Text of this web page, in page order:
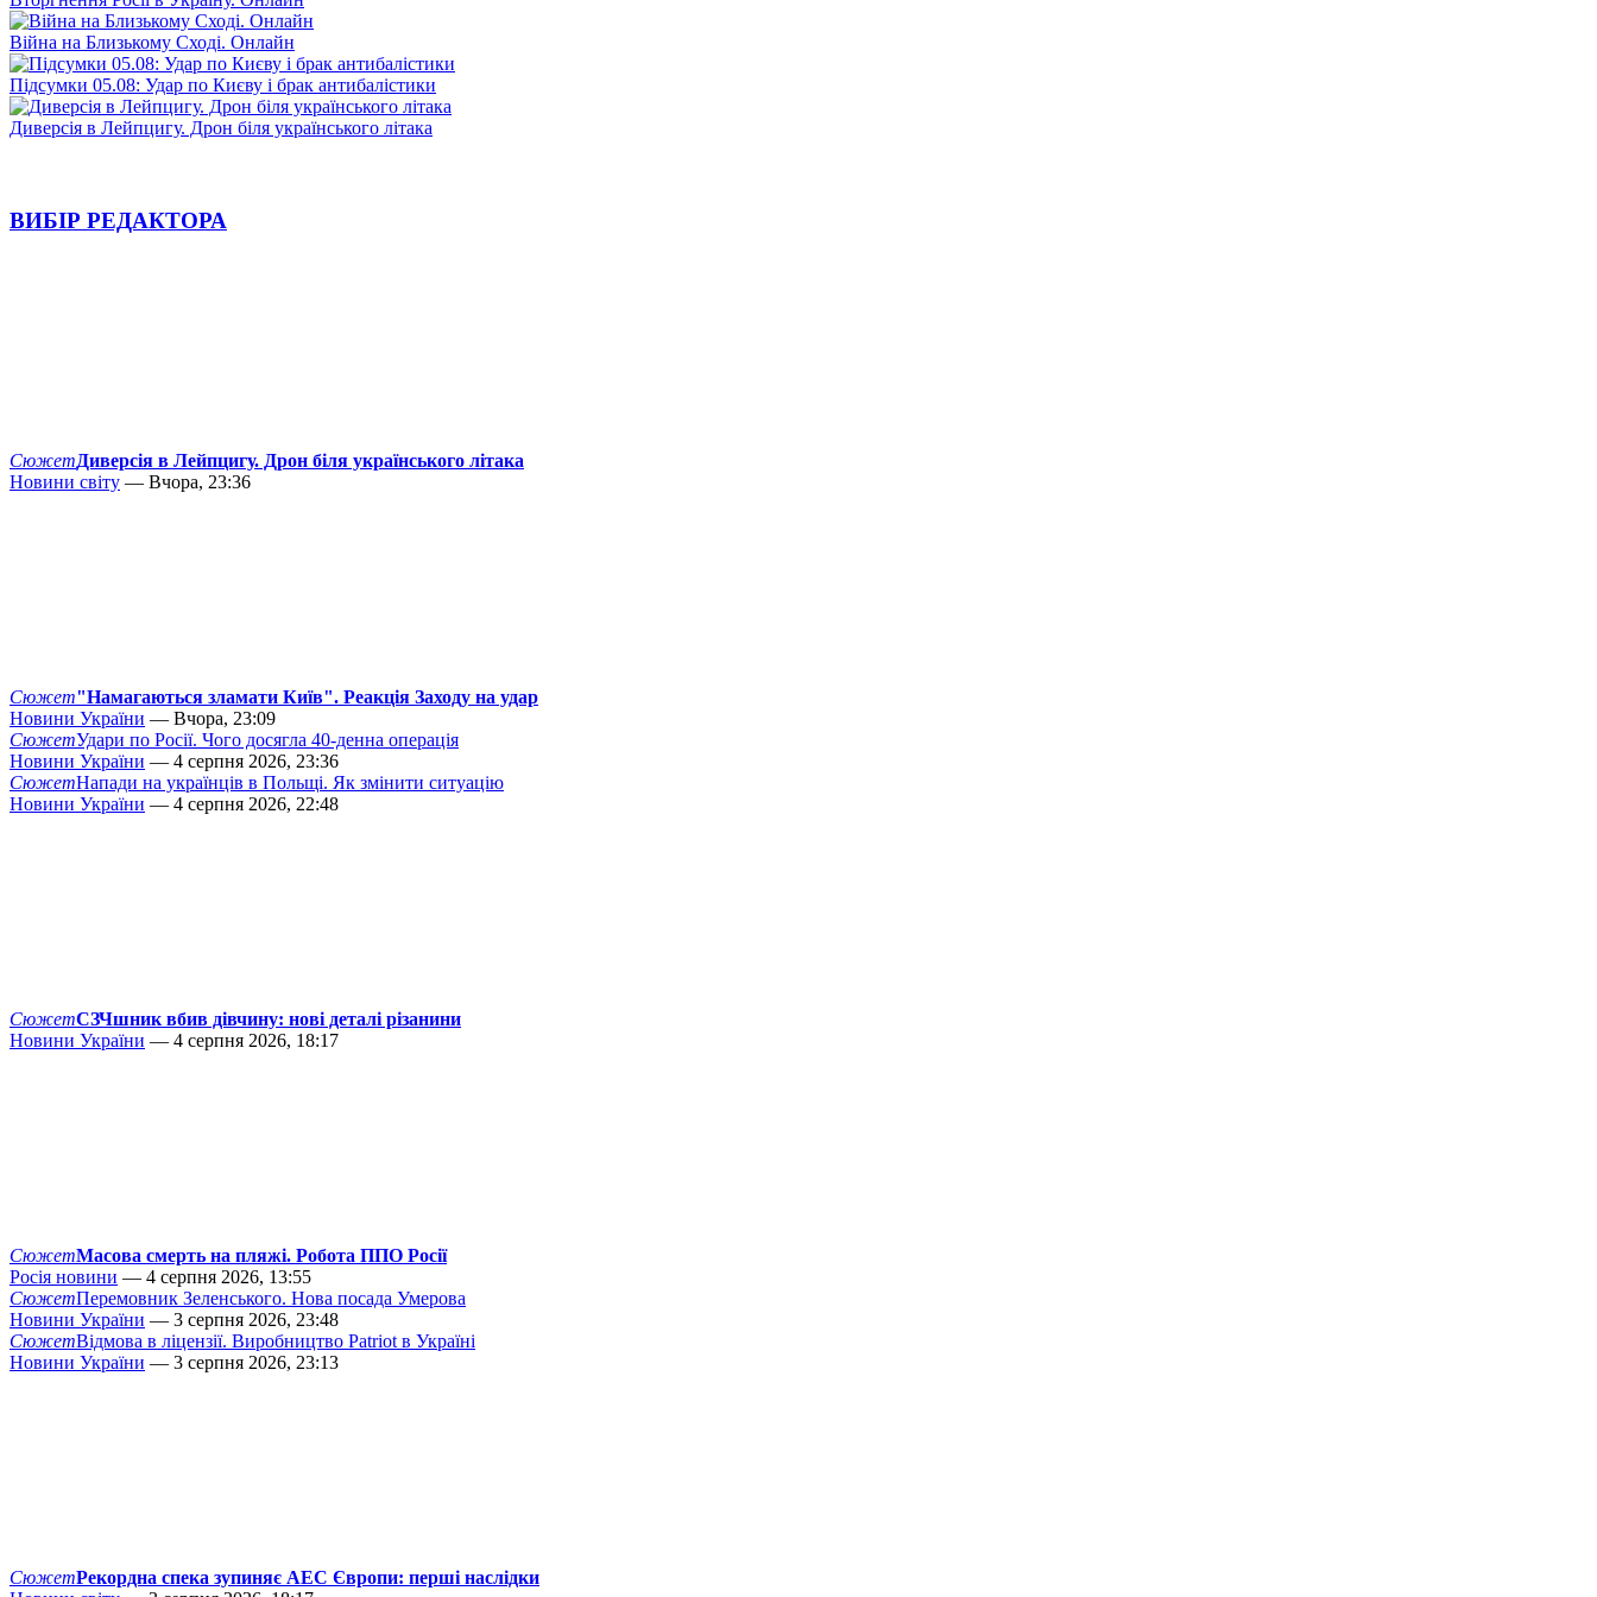
Війна на Близькому Сході. Онлайн
Підсумки 05.08: Удар по Києву і брак антибалістики
Диверсія в Лейпцигу. Дрон біля українського літака
ВИБІР РЕДАКТОРА
СюжетДиверсія в Лейпцигу. Дрон біля українського літака
Новини світу — Вчора, 23:36
Сюжет"Намагаються зламати Київ". Реакція Заходу на удар
Новини України — Вчора, 23:09
СюжетУдари по Росії. Чого досягла 40-денна операція
Новини України — 4 серпня 2026, 23:36
СюжетНапади на українців в Польщі. Як змінити ситуацію
Новини України — 4 серпня 2026, 22:48
СюжетСЗЧшник вбив дівчину: нові деталі різанини
Новини України — 4 серпня 2026, 18:17
СюжетМасова смерть на пляжі. Робота ППО Росії
Росія новини — 4 серпня 2026, 13:55
СюжетПеремовник Зеленського. Нова посада Умерова
Новини України — 3 серпня 2026, 23:48
СюжетВідмова в ліцензії. Виробництво Patriot в Україні
Новини України — 3 серпня 2026, 23:13
СюжетРекордна спека зупиняє АЕС Європи: перші наслідки